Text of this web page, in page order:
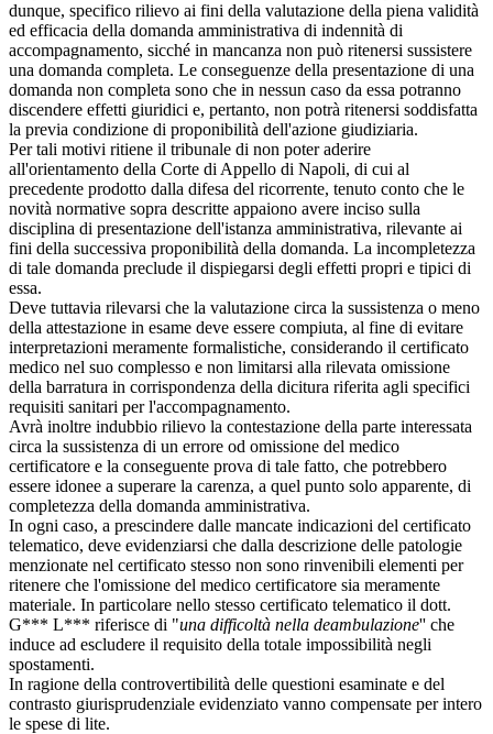
dunque, specifico rilievo ai fini della valutazione della piena validità
ed efficacia della domanda amministrativa di indennità di
accompagnamento, sicché in mancanza non può ritenersi sussistere
una domanda completa. Le conseguenze della presentazione di una
domanda non completa sono che in nessun caso da essa potranno
discendere effetti giuridici e, pertanto, non potrà ritenersi soddisfatta
la previa condizione di proponibilità dell'azione giudiziaria.
Per tali motivi ritiene il tribunale di non poter aderire
all'orientamento della Corte di Appello di Napoli, di cui al
precedente prodotto dalla difesa del ricorrente, tenuto conto che le
novità normative sopra descritte appaiono avere inciso sulla
disciplina di presentazione dell'istanza amministrativa, rilevante ai
fini della successiva proponibilità della domanda. La incompletezza
di tale domanda preclude il dispiegarsi degli effetti propri e tipici di
essa.
Deve tuttavia rilevarsi che la valutazione circa la sussistenza o meno
della attestazione in esame deve essere compiuta, al fine di evitare
interpretazioni meramente formalistiche, considerando il certificato
medico nel suo complesso e non limitarsi alla rilevata omissione
della barratura in corrispondenza della dicitura riferita agli specifici
requisiti sanitari per l'accompagnamento.
Avrà inoltre indubbio rilievo la contestazione della parte interessata
circa la sussistenza di un errore od omissione del medico
certificatore e la conseguente prova di tale fatto, che potrebbero
essere idonee a superare la carenza, a quel punto solo apparente, di
completezza della domanda amministrativa.
In ogni caso, a prescindere dalle mancate indicazioni del certificato
telematico, deve evidenziarsi che dalla descrizione delle patologie
menzionate nel certificato stesso non sono rinvenibili elementi per
ritenere che l'omissione del medico certificatore sia meramente
materiale. In particolare nello stesso certificato telematico il dott.
G*** L*** riferisce di "una difficoltà nella deambulazione'' che
induce ad escludere il requisito della totale impossibilità negli
spostamenti.
In ragione della controvertibilità delle questioni esaminate e del
contrasto giurisprudenziale evidenziato vanno compensate per intero
le spese di lite.